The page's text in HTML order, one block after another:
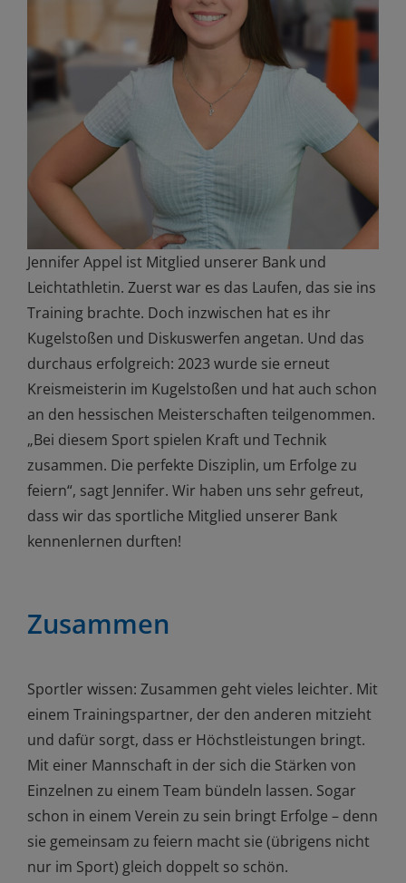
Jennifer Appel ist Mitglied unserer Bank und
Leichtathletin. Zuerst war es das Laufen, das sie ins
Training brachte. Doch inzwischen hat es ihr
Kugelstoßen und Diskuswerfen angetan. Und das
durchaus erfolgreich: 2023 wurde sie erneut
Kreismeisterin im Kugelstoßen und hat auch schon
an den hessischen Meisterschaften teilgenommen.
„Bei diesem Sport spielen Kraft und Technik
zusammen. Die perfekte Disziplin, um Erfolge zu
feiern“, sagt Jennifer. Wir haben uns sehr gefreut,
dass wir das sportliche Mitglied unserer Bank
kennenlernen durften!
Zusammen
Sportler wissen: Zusammen geht vieles leichter. Mit
einem Trainingspartner, der den anderen mitzieht
und dafür sorgt, dass er Höchstleistungen bringt.
Mit einer Mannschaft in der sich die Stärken von
Einzelnen zu einem Team bündeln lassen. Sogar
schon in einem Verein zu sein bringt Erfolge – denn
sie gemeinsam zu feiern macht sie (übrigens nicht
nur im Sport) gleich doppelt so schön.